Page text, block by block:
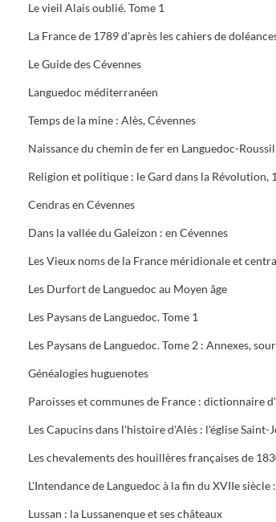
Le vieil Alais oublié. Tome 1
Le Guide des Cévennes
Languedoc méditerranéen
Temps de la mine : Alès, Cévennes
Naissance du chemin de fer en Languedoc-
Cendras en Cévennes
Dans la vallée du Galeizon : en Cévennes
Les Vieux noms de la France méridionale et
Les Durfort de Languedoc au Moyen âge
Les Paysans de Languedoc. Tome 1
Généalogies huguenotes
Les chevalements des houillères françaises de
Lussan : la Lussanenque et ses châteaux